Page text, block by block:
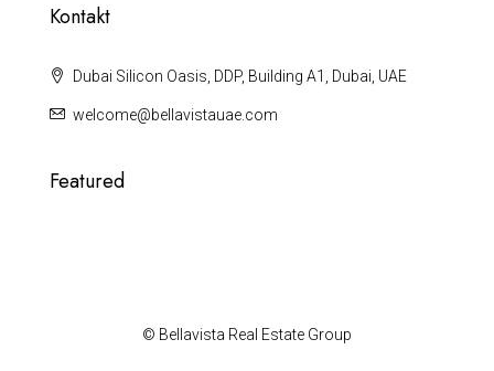
Kontakt
Dubai Silicon Oasis, DDP, Building A1, Dubai, UAE
welcome@bellavistauae.com
Featured
© Bellavista Real Estate Group